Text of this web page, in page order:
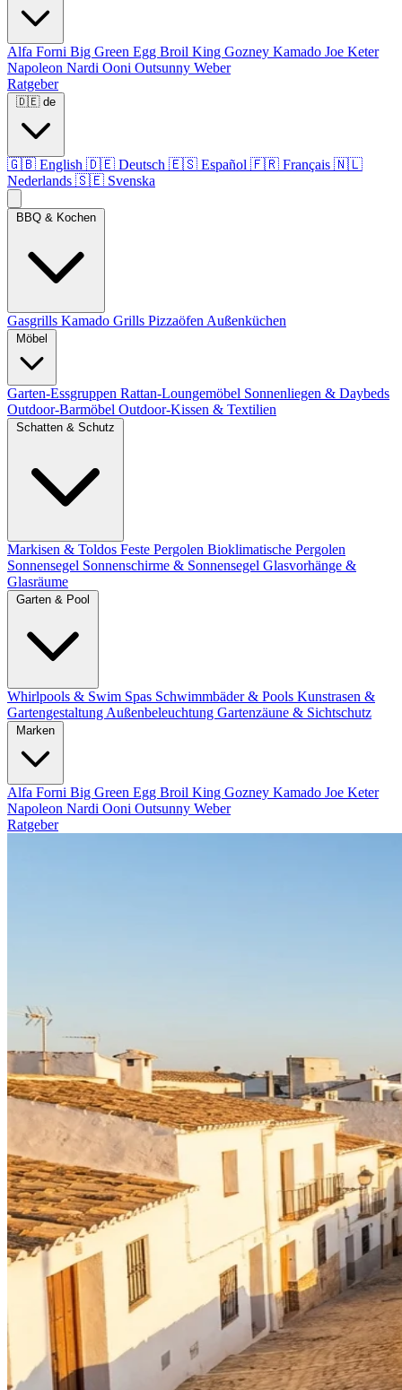
Alfa Forni Big Green Egg Broil King Gozney Kamado Joe Keter
Napoleon Nardi Ooni Outsunny Weber
Ratgeber
🇩🇪 de
🇬🇧 English 🇩🇪 Deutsch 🇪🇸 Español 🇫🇷 Français 🇳🇱
Nederlands 🇸🇪 Svenska
Gasgrills Kamado Grills Pizzaöfen Außenküchen
Garten-Essgruppen Rattan-Loungemöbel Sonnenliegen & Daybeds
Outdoor-Barmöbel Outdoor-Kissen & Textilien
Markisen & Toldos Feste Pergolen Bioklimatische Pergolen
Sonnensegel Sonnenschirme & Sonnensegel Glasvorhänge &
Glasräume
Whirlpools & Swim Spas Schwimmbäder & Pools Kunstrasen &
Gartengestaltung Außenbeleuchtung Gartenzäune & Sichtschutz
Alfa Forni Big Green Egg Broil King Gozney Kamado Joe Keter
Napoleon Nardi Ooni Outsunny Weber
Ratgeber